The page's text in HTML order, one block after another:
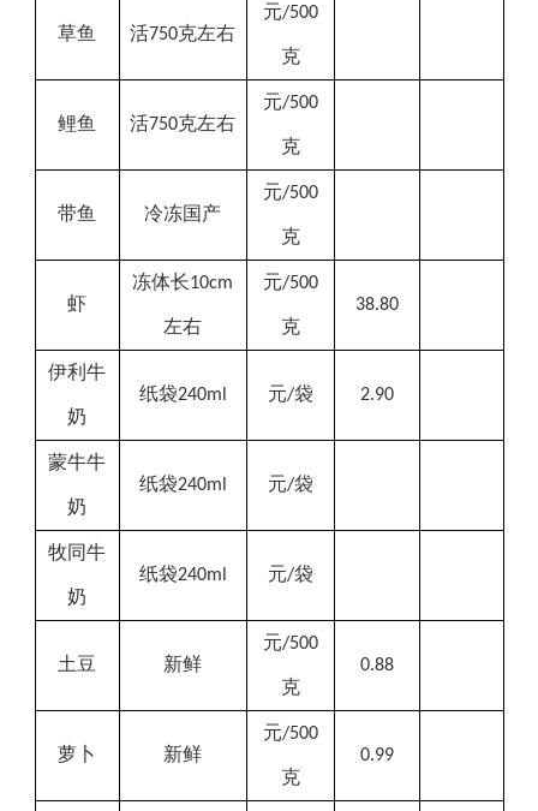
草鱼 活750克左右
元/500
克
鲤鱼 活750克左右
元/500
克
带鱼 冷冻国产
元/500
克
虾
冻体长10cm
左右
元/500
克
38.80
伊利 牛
奶
纸袋240ml 元/袋 2.90
蒙牛牛
奶
纸袋240ml 元/袋
牧同牛
奶
纸袋240ml 元/袋
土豆 新鲜
元/500
克
0.88
萝卜 新鲜
元/500
克
0.99